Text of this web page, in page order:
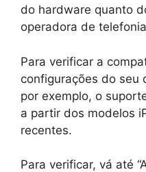
do hardware quanto
operadora de
Para verificar a
configurações do seu
por exemplo, o
a partir dos modelos
recentes.
Para verificar, vá até